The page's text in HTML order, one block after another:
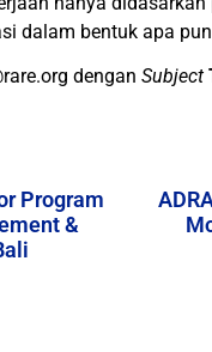
dalam bentuk apa
dengan Subject
Program
&